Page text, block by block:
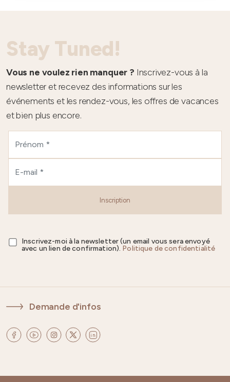
Stay Tuned!
Vous ne voulez rien manquer ? Inscrivez-vous à la
newsletter et recevez des informations sur les
événements et les rendez-vous, les offres de vacances
et bien plus encore.
Inscription
Inscrivez-moi à la newsletter (un email vous sera envoyé
avec un lien de confirmation). Politique de confidentialité
Demande d'infos